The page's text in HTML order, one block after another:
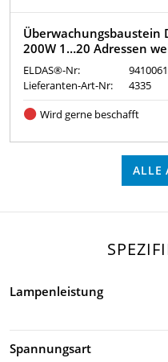
Überwachungsbaustein
200W 1…20 Adressen
ELDAS®-Nr:
Lieferanten-Art-Nr:
4335
Wird gerne beschafft
ALLE
Lampenleistung
Spannungsart